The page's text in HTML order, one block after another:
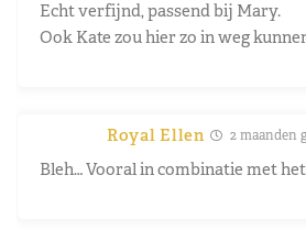
Echt verfijnd, passend bij Mary.
Ook Kate zou hier zo in weg
Royal Ellen 2 maanden
Bleh… Vooral in combinatie met